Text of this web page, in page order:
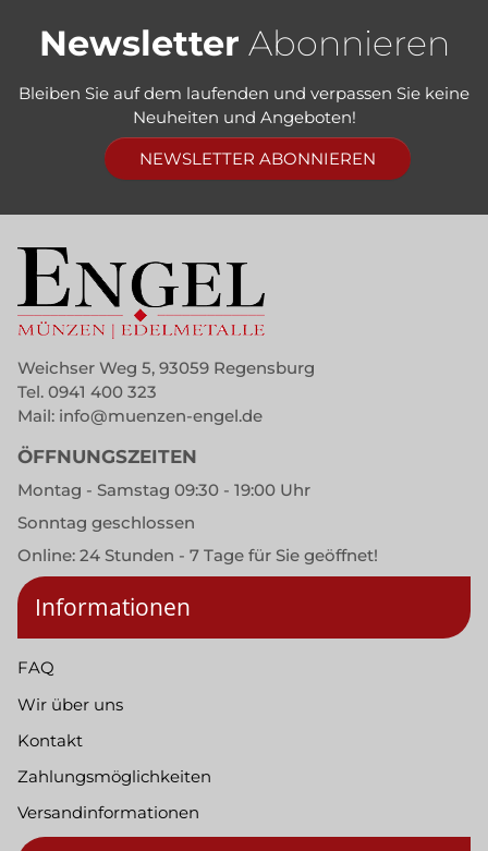
Newsletter Abonnieren
Bleiben Sie auf dem laufenden und verpassen Sie keine
Neuheiten und Angeboten!
NEWSLETTER ABONNIEREN
Weichser Weg 5, 93059 Regensburg
Tel. 0941 400 323
Mail: info@muenzen-engel.de
ÖFFNUNGSZEITEN
Montag - Samstag 09:30 - 19:00 Uhr
Sonntag geschlossen
Online: 24 Stunden - 7 Tage für Sie geöffnet!
Informationen
FAQ
Wir über uns
Kontakt
Zahlungsmöglichkeiten
Versandinformationen